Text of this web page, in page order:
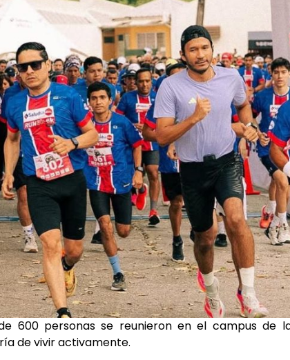
600 personas se reunieron en el campus de
de vivir activamente.